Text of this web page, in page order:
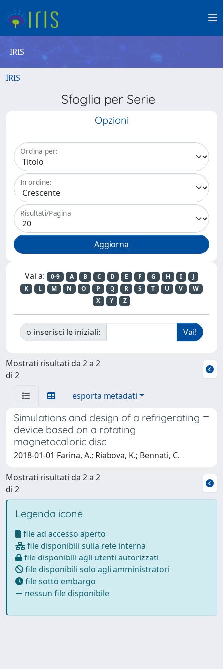
IRIS
IRIS
Sfoglia per Serie
Opzioni
Ordina per:
In ordine:
Risultati/Pagina
Vai a: 0-9 A B C D E F G H I
J
K
L M N O P Q R S T U V
W
X
Y Z
o inserisci le iniziali:
Mostrati risultati da 2 a 2
di 2
esporta metadati
Simulations and design of a refrigerating
device based on a rotating
magnetocaloric disc
2018-01-01 Farina, A.; Riabova, K.; Bennati, C.
Mostrati risultati da 2 a 2
di 2
Legenda icone
file ad accesso aperto
file disponibili sulla rete interna
file disponibili agli utenti autorizzati
file disponibili solo agli amministratori
file sotto embargo
nessun file disponibile